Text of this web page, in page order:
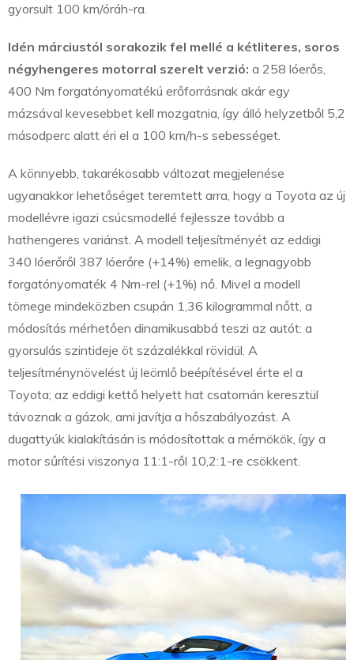
gyorsult 100 km/óráh-ra.
Idén márciustól sorakozik fel mellé a kétliteres, soros
négyhengeres motorral szerelt verzió: a 258 lóerős,
400 Nm forgatónyomatékú erőforrásnak akár egy
mázsával kevesebbet kell mozgatnia, így álló helyzetből 5,2
másodperc alatt éri el a 100 km/h-s sebességet.
A könnyebb, takarékosabb változat megjelenése
ugyanakkor lehetőséget teremtett arra, hogy a Toyota az új
modellévre igazi csúcsmodellé fejlessze tovább a
hathengeres variánst. A modell teljesítményét az eddigi
340 lóerőről 387 lóerőre (+14%) emelik, a legnagyobb
forgatónyomaték 4 Nm-rel (+1%) nő. Mivel a modell
tömege mindeközben csupán 1,36 kilogrammal nőtt, a
módosítás mérhetően dinamikusabbá teszi az autót: a
gyorsulás szintideje öt százalékkal rövidül. A
teljesítménynövelést új leömlő beépítésével érte el a
Toyota; az eddigi kettő helyett hat csatornán keresztül
távoznak a gázok, ami javítja a hőszabályozást. A
dugattyúk kialakításán is módosítottak a mérnökök, így a
motor sűrítési viszonya 11:1-ről 10,2:1-re csökkent.